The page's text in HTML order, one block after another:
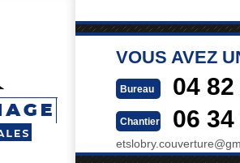
VOUS AVEZ
Bureau 04
Chantier 06